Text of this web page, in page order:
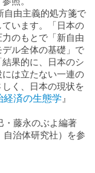
由主義的処方箋で
います。「日本の
のもとで「新自由
ル全体の基礎」で
果的に、日本のシ
は立たない一連の
く、日本の現状を
経済の生態学』
藤永のぶよ編著
治体研究社）を参